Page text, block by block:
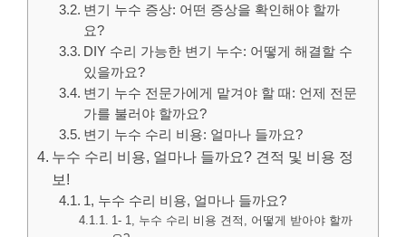
변기 누수 증상: 어떤 증상을 확인해야 할까
요?
DIY 수리 가능한 변기 누수: 어떻게 해결할 수
있을까요?
변기 누수 전문가에게 맡겨야 할 때: 언제 전문
가를 불러야 할까요?
변기 누수 수리 비용: 얼마나 들까요?
누수 수리 비용, 얼마나 들까요? 견적 및 비용 정
보!
1, 누수 수리 비용, 얼마나 들까요?
1- 1, 누수 수리 비용 견적, 어떻게 받아야 할까